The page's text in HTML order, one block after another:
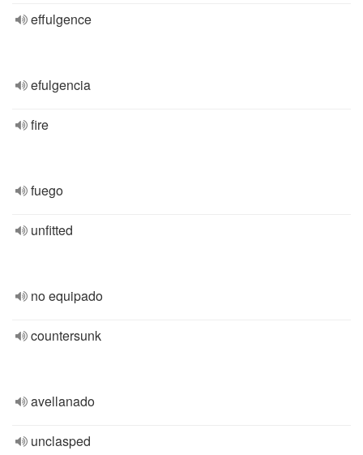
effulgence
efulgencia
fire
fuego
unfitted
no equipado
countersunk
avellanado
unclasped